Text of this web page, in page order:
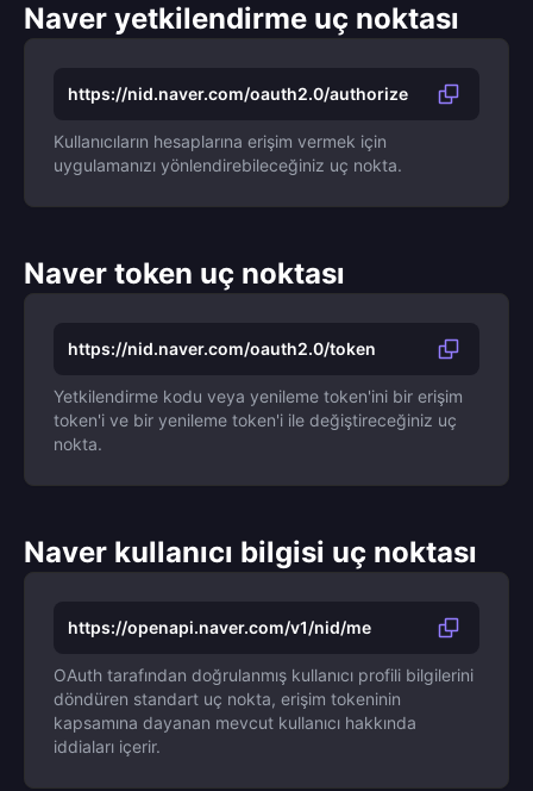
Naver yetkilendirme uç noktası
https://nid.naver.com/oauth2.0/authorize
Kullanıcıların hesaplarına erişim vermek için
uygulamanızı yönlendirebileceğiniz uç nokta.
Naver token uç noktası
https://nid.naver.com/oauth2.0/token
Yetkilendirme kodu veya yenileme token'ini bir erişim
token'i ve bir yenileme token'i ile değiştireceğiniz uç
nokta.
Naver kullanıcı bilgisi uç noktası
https://openapi.naver.com/v1/nid/me
OAuth tarafından doğrulanmış kullanıcı profili bilgilerini
döndüren standart uç nokta, erişim tokeninin
kapsamına dayanan mevcut kullanıcı hakkında
iddiaları içerir.